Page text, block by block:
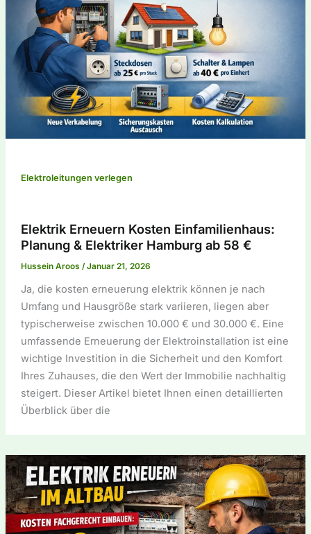
Elektroleitungen verlegen
Elektrik Erneuern Kosten Einfamilienhaus:
Planung & Elektriker Hamburg ab 58 €
Hussein Aroos /Januar 21, 2026
Ja, die kosten erneuerung elektrik können je nach
Umfang und Hausgröße stark variieren, liegen aber
typischerweise zwischen 10.000 € und 30.000 €. Eine
umfassende Erneuerung der Elektroinstallation ist eine
wichtige Investition in die Sicherheit und den Komfort
Ihres Zuhauses, die den Wert der Immobilie nachhaltig
steigert. Dieser Artikel bietet Ihnen einen detaillierten
Überblick über die